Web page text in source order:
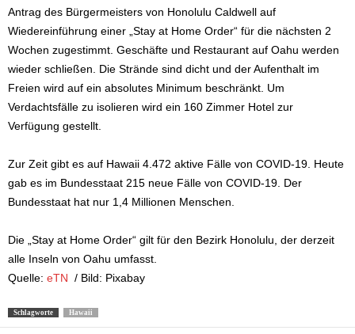
Antrag des Bürgermeisters von Honolulu Caldwell auf
Wiedereinführung einer „Stay at Home Order“ für die nächsten 2
Wochen zugestimmt. Geschäfte und Restaurant auf Oahu werden
wieder schließen. Die Strände sind dicht und der Aufenthalt im
Freien wird auf ein absolutes Minimum beschränkt. Um
Verdachtsfälle zu isolieren wird ein 160 Zimmer Hotel zur
Verfügung gestellt.
Zur Zeit gibt es auf Hawaii 4.472 aktive Fälle von COVID-19. Heute
gab es im Bundesstaat 215 neue Fälle von COVID-19. Der
Bundesstaat hat nur 1,4 Millionen Menschen.
Die „Stay at Home Order“ gilt für den Bezirk Honolulu, der derzeit
alle Inseln von Oahu umfasst.
Quelle: eTN / Bild: Pixabay
Schlagworte Hawaii